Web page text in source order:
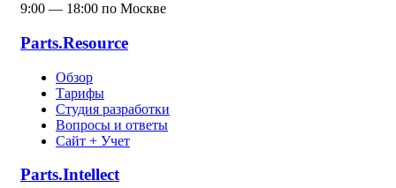
9:00 — 18:00 по Москве
Parts.Resource
Обзор
Тарифы
Студия разработки
Вопросы и ответы
Сайт + Учет
Parts.Intellect